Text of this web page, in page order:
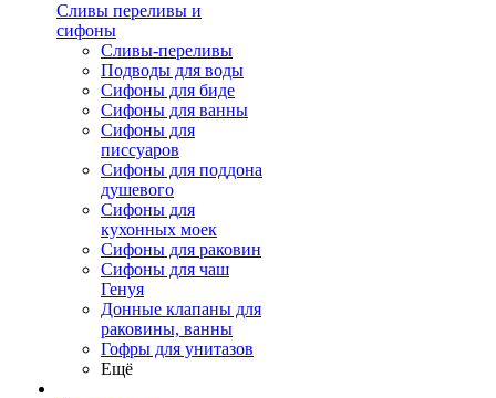
Сливы переливы и
сифоны
Сливы-переливы
Подводы для воды
Сифоны для биде
Сифоны для ванны
Сифоны для
писсуаров
Сифоны для поддона
душевого
Сифоны для
кухонных моек
Сифоны для раковин
Сифоны для чаш
Генуя
Донные клапаны для
раковины, ванны
Гофры для унитазов
Ещё